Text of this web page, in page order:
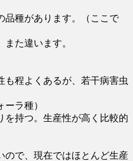
品種があります。（ここで
た違います。
も程よくあるが、若干病害虫
ラ種）
を持つ。生産性が高く比較的
ので、現在ではほとんど生産